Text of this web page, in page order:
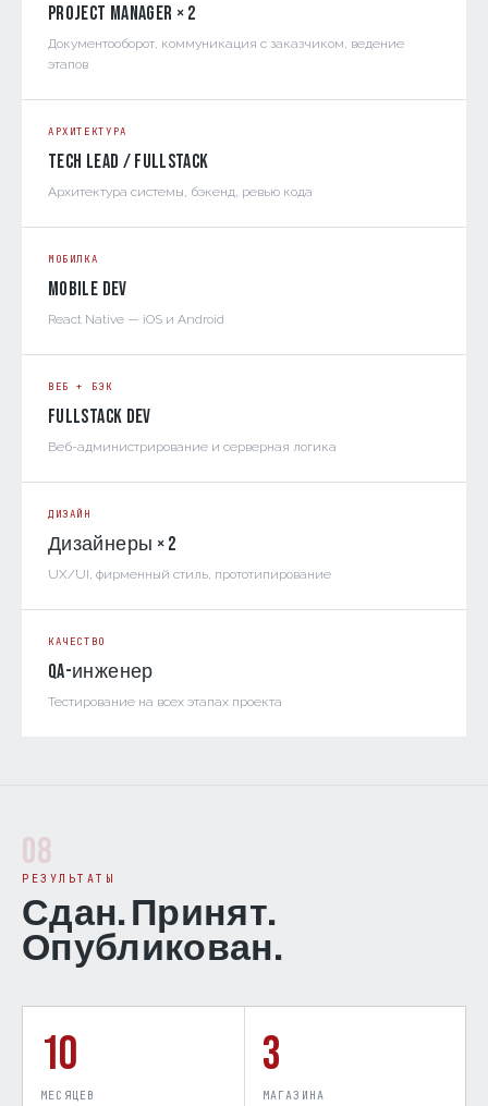
Project Manager × 2
Документооборот, коммуникация с заказчиком, ведение
этапов
АРХИТЕКТУРА
Tech Lead / Fullstack
Архитектура системы, бэкенд, ревью кода
МОБИЛКА
Mobile Dev
React Native — iOS и Android
ВЕБ + БЭК
Fullstack Dev
Веб-администрирование и серверная логика
ДИЗАЙН
Дизайнеры × 2
UX/UI, фирменный стиль, прототипирование
КАЧЕСТВО
QA-инженер
Тестирование на всех этапах проекта
08
РЕЗУЛЬТАТЫ
Сдан. Принят.
Опубликован.
10
МЕСЯЦЕВ
3
МАГАЗИНА